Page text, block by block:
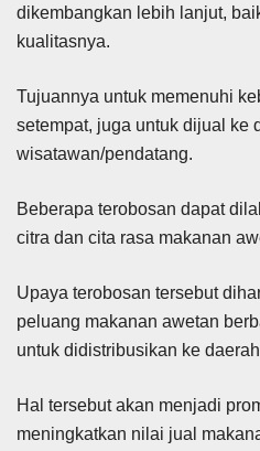
dikembangkan lebih lanjut,
kualitasnya.
Tujuannya untuk memenuhi
setempat, juga untuk dijual ke
wisatawan/pendatang.
Beberapa terobosan dapat
citra dan cita rasa makanan
Upaya terobosan tersebut
peluang makanan awetan
untuk didistribusikan ke
Hal tersebut akan menjadi
meningkatkan nilai jual